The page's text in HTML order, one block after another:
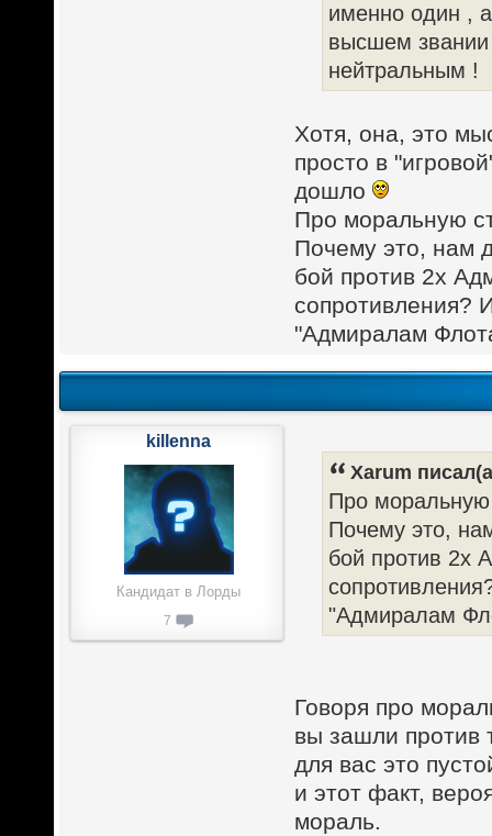
именно один ,
высшем
нейтральным !
Хотя, она, это
просто в
дошло
Про моральную
Почему это, нам
бой против 2х
сопротивления?
"Адмиралам
Xarum
Про моральную
Почему это,
бой против 2х
"Адмиралам
Говоря про
вы зашли против
для вас это
и этот факт,
мораль.
killenna
Кандидат в Лорды
7